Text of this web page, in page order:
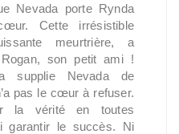
Nevada porte Rynda
Cette irrésistible
meurtrière, a
son petit ami !
supplie Nevada de
pas le cœur à refuser.
la vérité en toutes
garantir le succès. Ni